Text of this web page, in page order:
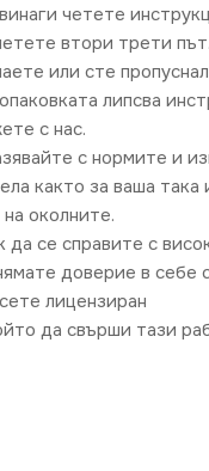
четете
втори трети
или сте
липсва
с нас.
с нормите и
както за ваша така
околните.
да се справите с
доверие в себе
лицензиран
да свърши тази